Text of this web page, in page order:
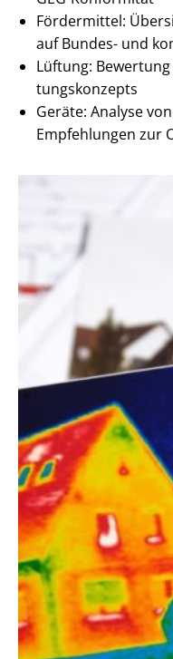
Fördermittel:
auf Bundes- und
Lüftung:
tungs­kon­zepts
Geräte: Analyse
Empfehlungen zur